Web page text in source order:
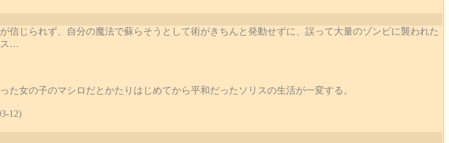
信じられず、自分の魔法で蘇らそうとして術がきちんと発動せずに、誤って大量のゾンビに襲われた
ス…
た女の子のマシロだとかたりはじめてから平和だったソリスの生活が一変する。
12)